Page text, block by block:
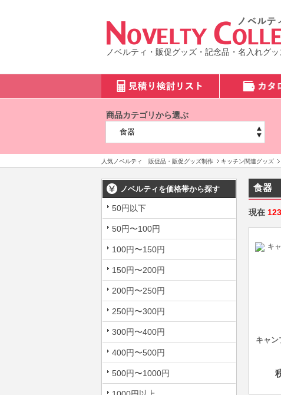
ノベルティ・販促グッズ・記念品・名入れグ
商品カテゴリから選ぶ
人気ノベルティ 販促品・販促グッズ制作 キッチン関連グッズ
ノベルティを価格帯から探す
50円以下
50円〜100円
100円〜150円
150円〜200円
200円〜250円
250円〜300円
300円〜400円
400円〜500円
500円〜1000円
食器
現在
キャン